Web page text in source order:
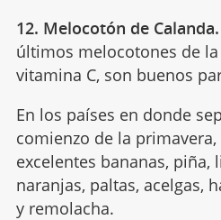
12. Melocotón de Calanda.
últimos melocotones de
vitamina C, son buenos
En los países en donde
comienzo de la
excelentes bananas, piña,
naranjas, paltas, acelgas,
y remolacha.